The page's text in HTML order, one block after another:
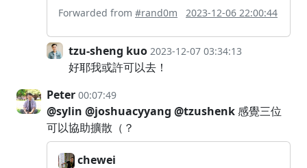
Forwarded from #rand0m 2023-12-06 22:00:44
tzu-sheng kuo 2023-12-07 03:34:13
好耶我或許可以去！
Peter 00:07:49
@sylin @joshuacyyang @tzushenk感覺三位
可以協助擴散（？
chewei